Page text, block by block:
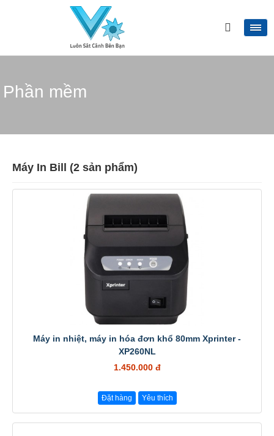
Phần mềm
Máy In Bill (2 sản phẩm)
Máy in nhiệt, máy in hóa đơn khổ 80mm Xprinter -
XP260NL
1.450.000 đ
Đặt hàng Yêu thích